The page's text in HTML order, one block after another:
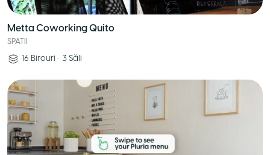
Metta Coworking Quito
SPATII
16 Birouri • 3 Săli